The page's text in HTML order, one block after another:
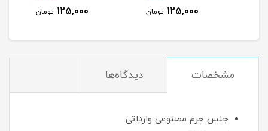
تومان تومان
مشخصات دیدگاه‌ها
جنس چرم مصنوعی وارداتی